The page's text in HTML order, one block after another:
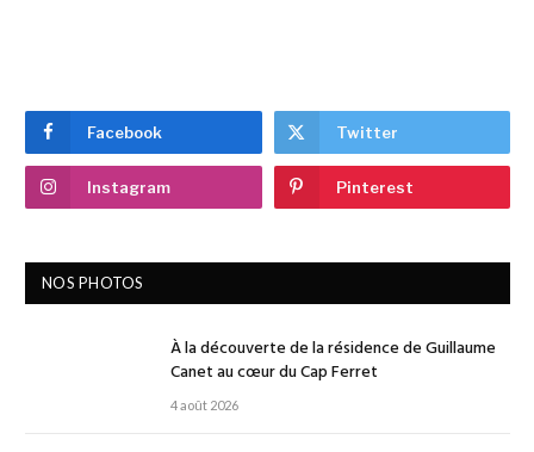
Facebook Twitter
Instagram Pinterest
NOS PHOTOS
À la découverte de la résidence de Guillaume
Canet au cœur du Cap Ferret
4 août 2026